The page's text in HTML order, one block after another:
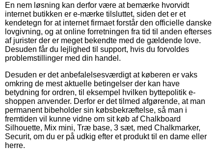
En nem løsning kan derfor være at bemærke hvorvidt
internet butikken er e-mærke tilsluttet, siden det er et
kendetegn for at internet firmaet forstår den officielle danske
lovgivning, og at online forretningen fra tid til anden efterses
af jurister der er meget bekendte med de gældende love.
Desuden får du lejlighed til support, hvis du forvoldes
problemstillinger med din handel.
Desuden er det anbefalelsesværdigt at køberen er vaks
omkring de mest aktuelle betingelser der kan have
betydning for ordren, til eksempel hvilken byttepolitik e-
shoppen anvender. Derfor er det tilmed afgørende, at man
permanent bibeholder sin købsbekræftelse, så man i
fremtiden vil kunne vidne om sit køb af Chalkboard
Silhouette, Mix mini, Træ base, 3 sæt, med Chalkmarker,
Securit, om du er på udkig efter et produkt til en dame eller
herre.